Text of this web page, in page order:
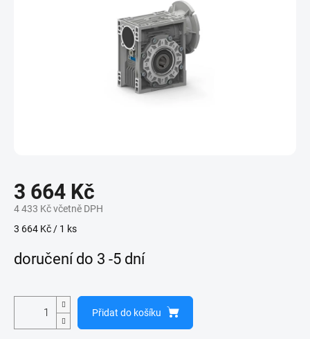
3 664 Kč
4 433 Kč včetně DPH
Měrná
3 664 Kč / 1 ks
doručení do 3 -5 dní
Přidat do košíku